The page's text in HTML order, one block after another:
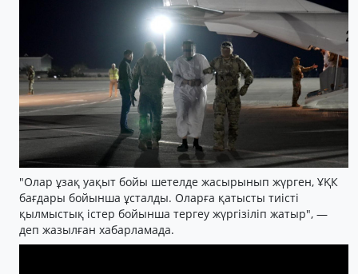
"Олар ұзақ уақыт бойы шетелде жасырынып жүрген, ҰҚК
бағдары бойынша ұсталды. Оларға қатысты тиісті
қылмыстық істер бойынша тергеу жүргізіліп жатыр", —
деп жазылған хабарламада.